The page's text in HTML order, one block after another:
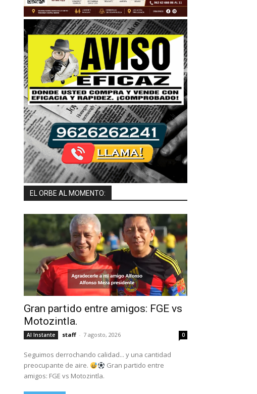
EL ORBE AL MOMENTO:
Gran partido entre amigos: FGE vs
Motozintla.
Al Instante staff - 7 agosto, 2026 0
Seguimos derrochando calidad... y una cantidad
preocupante de aire.
Gran partido entre
amigos: FGE vs Motozintla.